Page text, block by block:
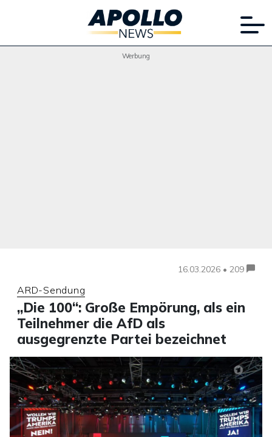
Werbung
16.03.2026 • 209
ARD-Sendung
„Die 100“: Große Empörung, als ein
Teilnehmer die AfD als
ausgegrenzte Partei bezeichnet